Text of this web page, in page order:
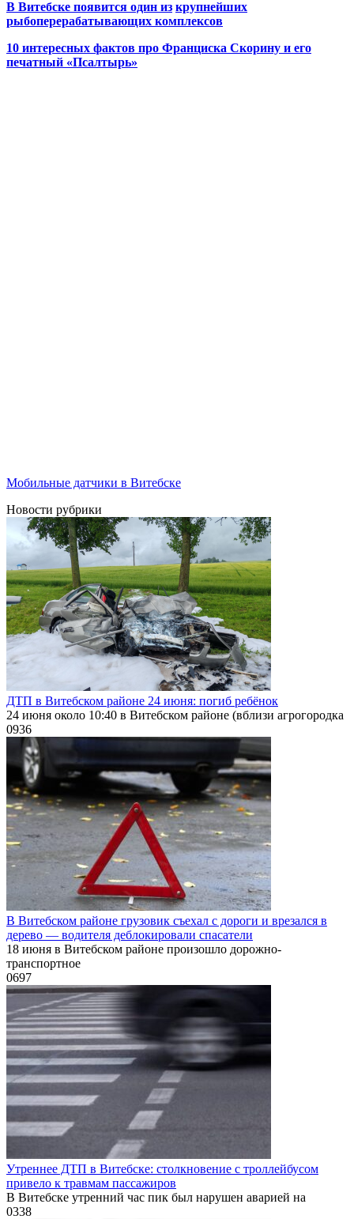
В Витебске появится один из крупнейших
рыбоперерабатывающих комплексов
10 интересных фактов про Франциска Скорину и его
печатный «Псалтырь»
Мобильные датчики в Витебске
Новости рубрики
ДТП в Витебском районе 24 июня: погиб ребёнок
24 июня около 10:40 в Витебском районе (вблизи агрогородка
0936
В Витебском районе грузовик съехал с дороги и врезался в
дерево — водителя деблокировали спасатели
18 июня в Витебском районе произошло дорожно-
транспортное
0697
Утреннее ДТП в Витебске: столкновение с троллейбусом
привело к травмам пассажиров
В Витебске утренний час пик был нарушен аварией на
0338